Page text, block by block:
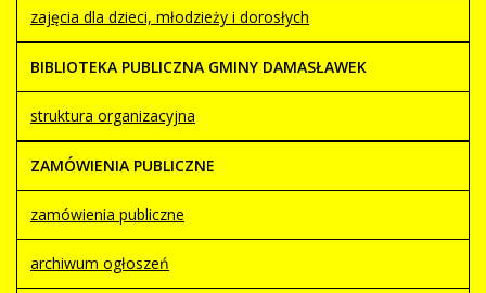
zajęcia dla dzieci, młodzieży i dorosłych
BIBLIOTEKA PUBLICZNA GMINY DAMASŁAWEK
struktura organizacyjna
ZAMÓWIENIA PUBLICZNE
zamówienia publiczne
archiwum ogłoszeń